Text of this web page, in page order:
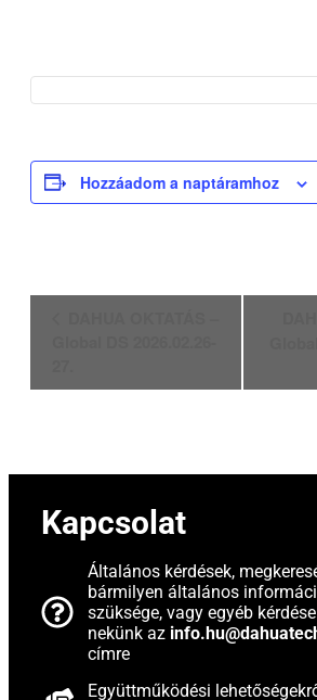
Hozzáadom a naptáramhoz
Kapcsolat
Általános kérdések,
bármilyen általános
szüksége, vagy egyéb
nekünk az
címre
Együttműködési